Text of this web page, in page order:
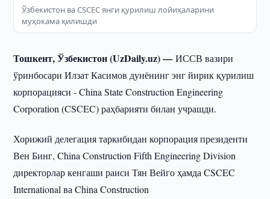
Ўзбекистон ва CSCEC янги қурилиш лойиҳаларини
муҳокама қилишди
Тошкент, Ўзбекистон (UzDaily.uz) —ИССВ вазири
ўринбосари Илзат Касимов дунёнинг энг йирик қурилиш
корпорацияси - China State Construction Engineering
Corporation (CSCEC) раҳбарияти билан учрашди.
Хорижий делегация таркибидан корпорация президенти
Вен Бинг, China Construction Fifth Engineering Division
директорлар кенгаши раиси Тян Вейго ҳамда CSCEC
International ва China Construction